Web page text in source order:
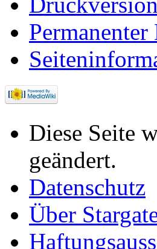
Diese Seite
geändert.
Datenschutz
Über